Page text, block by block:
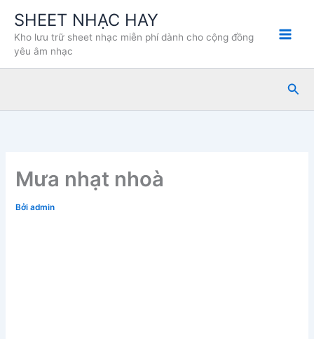
dung
SHEET NHẠC HAY
Kho lưu trữ sheet nhạc miễn phí dành cho cộng đồng
yêu âm nhạc
Tìm
Mưa nhạt nhoà
Bởiadmin